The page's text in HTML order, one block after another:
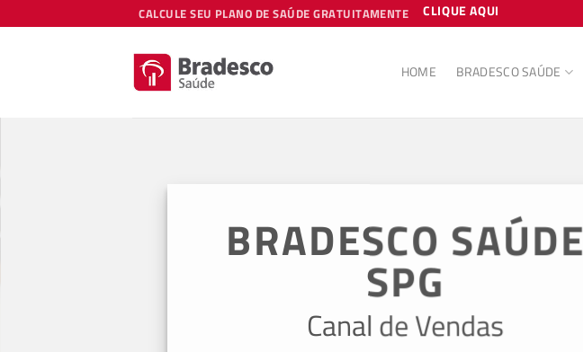
to
CALCULE SEU PLANO DE SAÚDE GRATUITAMENTE CLIQUE AQUI
HOME BRADESCO SAÚDE
BRADESCO SAÚDE
SPG
Canal de Vendas